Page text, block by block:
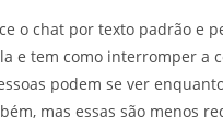
o chat por texto padrão e
e tem como interromper a
podem se ver
mas essas são menos